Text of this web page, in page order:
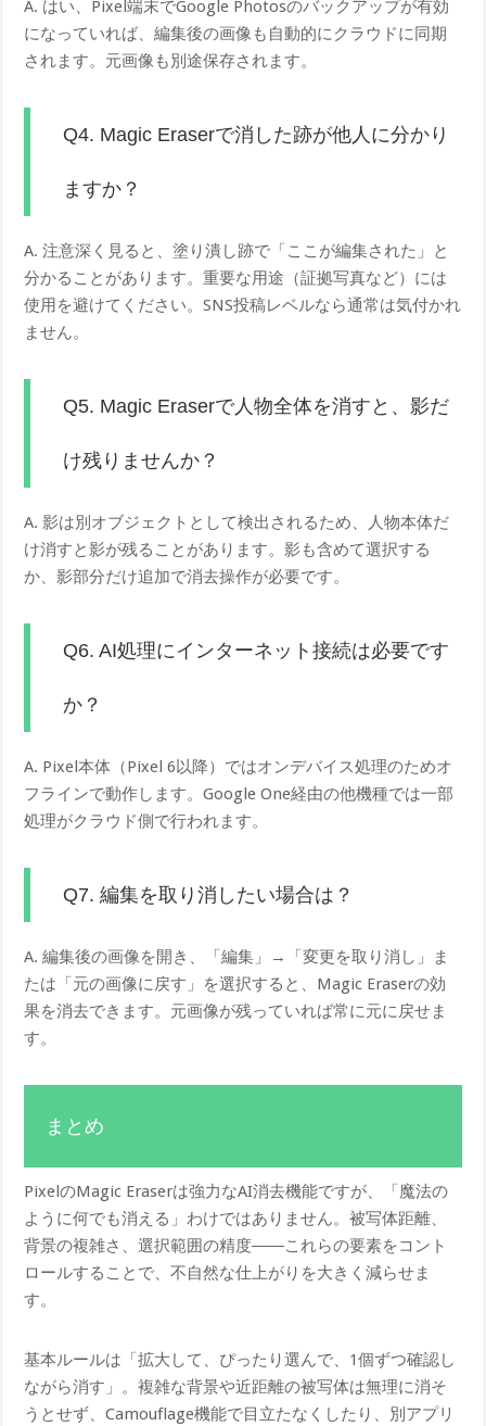
A. はい、Pixel端末でGoogle Photosのバックアップが有効
になっていれば、編集後の画像も自動的にクラウドに同期
されます。元画像も別途保存されます。
Q4. Magic Eraserで消した跡が他人に分かり
ますか？
A. 注意深く見ると、塗り潰し跡で「ここが編集された」と
分かることがあります。重要な用途（証拠写真など）には
使用を避けてください。SNS投稿レベルなら通常は気付かれ
ません。
Q5. Magic Eraserで人物全体を消すと、影だ
け残りませんか？
A. 影は別オブジェクトとして検出されるため、人物本体だ
け消すと影が残ることがあります。影も含めて選択する
か、影部分だけ追加で消去操作が必要です。
Q6. AI処理にインターネット接続は必要です
か？
A. Pixel本体（Pixel 6以降）ではオンデバイス処理のためオ
フラインで動作します。Google One経由の他機種では一部
処理がクラウド側で行われます。
Q7. 編集を取り消したい場合は？
A. 編集後の画像を開き、「編集」→「変更を取り消し」ま
たは「元の画像に戻す」を選択すると、Magic Eraserの効
果を消去できます。元画像が残っていれば常に元に戻せま
す。
まとめ
PixelのMagic Eraserは強力なAI消去機能ですが、「魔法の
ように何でも消える」わけではありません。被写体距離、
背景の複雑さ、選択範囲の精度――これらの要素をコント
ロールすることで、不自然な仕上がりを大きく減らせま
す。
基本ルールは「拡大して、ぴったり選んで、1個ずつ確認し
ながら消す」。複雑な背景や近距離の被写体は無理に消そ
うとせず、Camouflage機能で目立たなくしたり、別アプリ